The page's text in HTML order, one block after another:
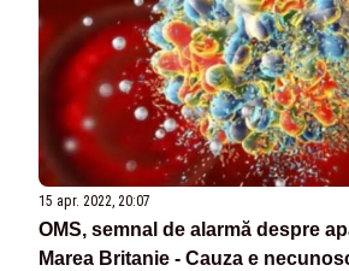
15 apr. 2022, 20:07
OMS, semnal de alarmă despre
Marea Britanie - Cauza e